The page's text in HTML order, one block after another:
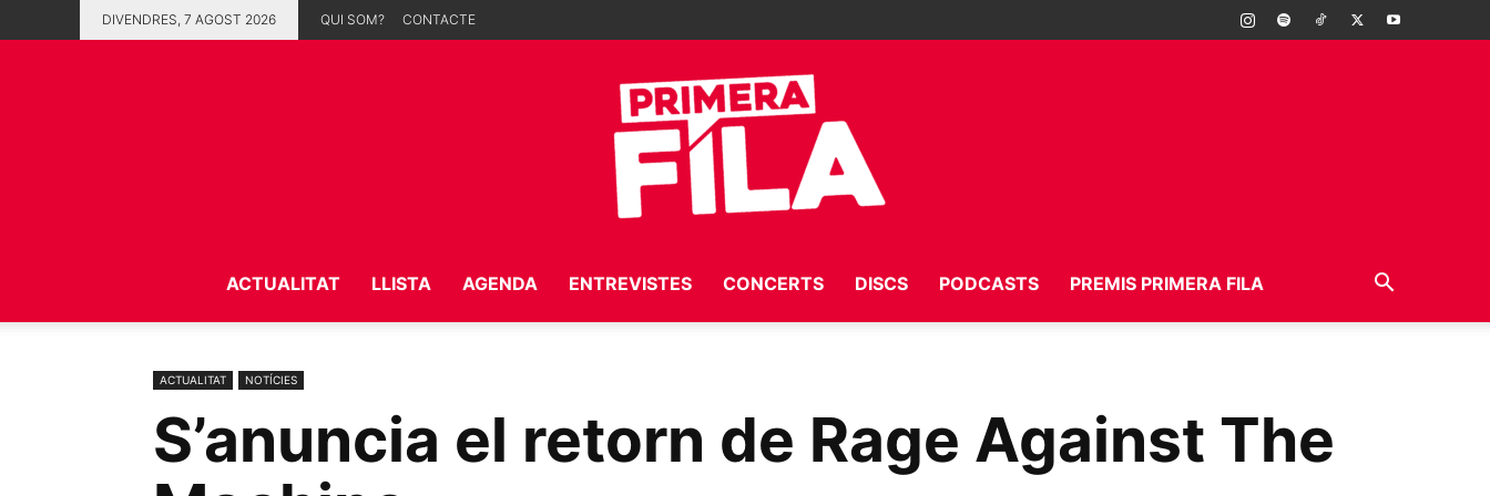
DIVENDRES, 7 AGOST 2026 QUI SOM? CONTACTE
Fila
ACTUALITAT LLISTA AGENDA ENTREVISTES CONCERTS DISCS PODCASTS PREMIS PRIMERA FILA
ACTUALITAT NOTÍCIES
S’anuncia el retorn de Rage Against The